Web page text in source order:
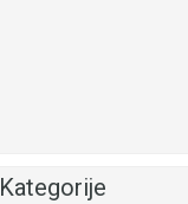
Kategorije